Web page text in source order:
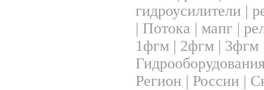
гидроусилители |
| Потока | мапг |
1фгм | 2фгм | 3фгм
Регион | России |